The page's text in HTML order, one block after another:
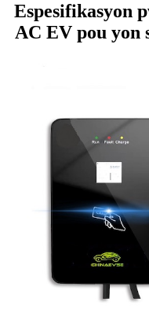
Espesifikasyon
AC EV pou yon